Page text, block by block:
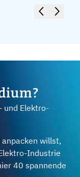
und Elektro-
willst,
Industrie
40 spannende